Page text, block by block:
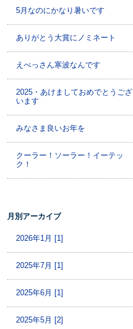
5月なのにかなり暑いです
ありがとう大賞にノミネート
えべっさん寒波なんです
2025・あけましておめでとうござ
います
みなさま良いお年を
クーラー！ソーラー！イーテッ
ク！
月別アーカイブ
2026年1月 [1]
2025年7月 [1]
2025年6月 [1]
2025年5月 [2]